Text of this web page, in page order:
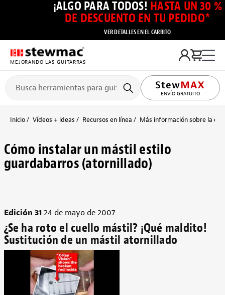
¡ALGO PARA TODOS! HASTA UN 30 %
DE DESCUENTO EN TU PEDIDO*
VER DETALLES EN EL CARRITO
MEJORANDO LAS GUITARRAS
ENVÍO GRATUITO
Inicio Vídeos + ideas Recursos en línea Más información sobre la
Cómo instalar un mástil estilo
guardabarros (atornillado)
Edición 3124 de mayo de 2007
¿Se ha roto el cuello mástil? ¡Qué maldito!
Sustitución de un mástil atornillado